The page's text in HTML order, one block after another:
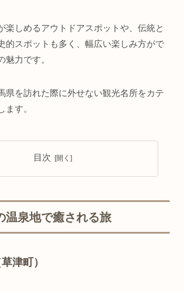
楽しめるアウトドアスポットや、伝統と
的スポットも多く、幅広い楽しみ方がで
魅力です。
県を訪れた際に外せない観光名所をカテ
ます。
目次
温泉地で癒される旅
津町）